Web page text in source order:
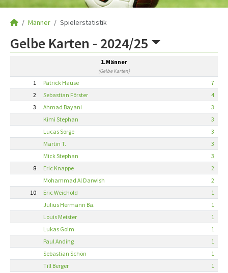
Männer Spielerstatistik
Gelbe Karten - 2024/25
1.Männer
(Gelbe Karten)
1 Patrick Hause
7
2
Sebastian Förster
4
3
Ahmad Bayani
3
Kimi Stephan
3
Lucas Sorge
3
Martin T.
3
Mick Stephan
3
8
Eric Knappe
2
Mohammad Al Darwish
2
10
Eric Weichold
1
Julius Hermann Ba.
1
Louis Meister
1
Lukas Golm
1
Paul Anding
1
Sebastian Schön
1
Till Berger
1